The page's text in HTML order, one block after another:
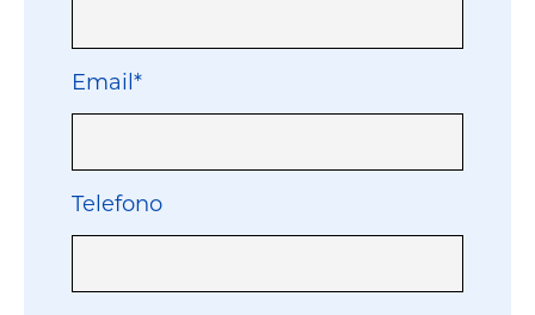
Email*
Telefono